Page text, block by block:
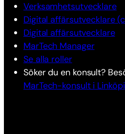
Verksamhetsutvecklare
Digital affärsutvecklare
Digital affärsutvecklare
MarTech Manager
Se alla roller
Söker du en konsult?
MarTech-konsult i